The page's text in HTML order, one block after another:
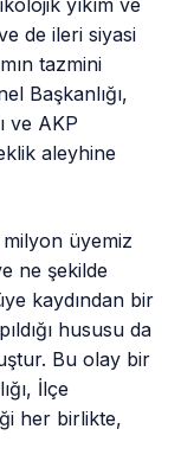
yıkım ve
de ileri siyasi
tazmini
Başkanlığı,
ve AKP
aleyhine
üyemiz
ne şekilde
kaydından bir
hususu da
Bu olay bir
İlçe
her birlikte,